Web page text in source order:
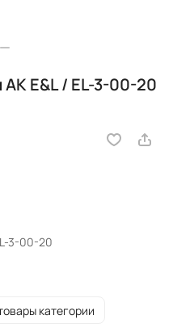
E&L / EL-3-00-20
3-00-20
категории